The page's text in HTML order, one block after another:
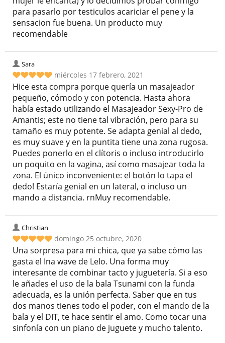
para pasarlo por testiculos acariciar el pene y la
sensacion fue buena. Un producto muy
recomendable
Sara
miércoles 17 febrero, 2021
Hice esta compra porque quería un masajeador
pequeño, cómodo y con potencia. Hasta ahora
había estado utilizando el Masajeador Sexy-Pro de
Amantis; este no tiene tal vibración, pero para su
tamaño es muy potente. Se adapta genial al dedo,
es muy suave y en la puntita tiene una zona rugosa.
Puedes ponerlo en el clítoris o incluso introducirlo
un poquito en la vagina, así como masajear toda la
zona. El único inconveniente: el botón lo tapa el
dedo! Estaría genial en un lateral, o incluso un
mando a distancia. rnMuy recomendable.
Christian
domingo 25 octubre, 2020
Una sorpresa para mi chica, que ya sabe cómo las
gasta el Ina wave de Lelo. Una forma muy
interesante de combinar tacto y juguetería. Si a eso
le añades el uso de la bala Tsunami con la funda
adecuada, es la unión perfecta. Saber que en tus
dos manos tienes todo el poder, con el mando de la
bala y el DIT, te hace sentir el amo. Como tocar una
sinfonía con un piano de juguete y mucho talento.